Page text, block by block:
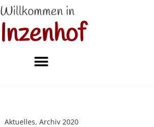
Willkommen in
Inzenhof
Aktuelles, Archiv 2020